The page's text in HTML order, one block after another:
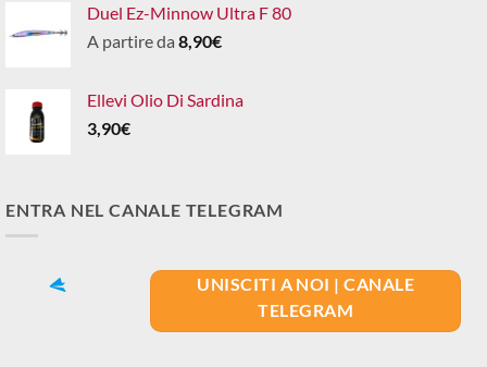
Duel Ez-Minnow Ultra F 80
A partire da 8,90€
Ellevi Olio Di Sardina
3,90€
ENTRA NEL CANALE TELEGRAM
UNISCITI A NOI | CANALE
TELEGRAM